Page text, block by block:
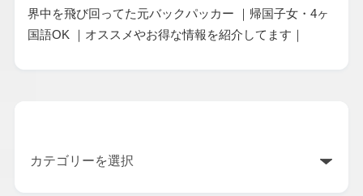
界中を飛び回ってた元バックパッカー ｜帰国子女・4ヶ
国語OK ｜オススメやお得な情報を紹介してます｜